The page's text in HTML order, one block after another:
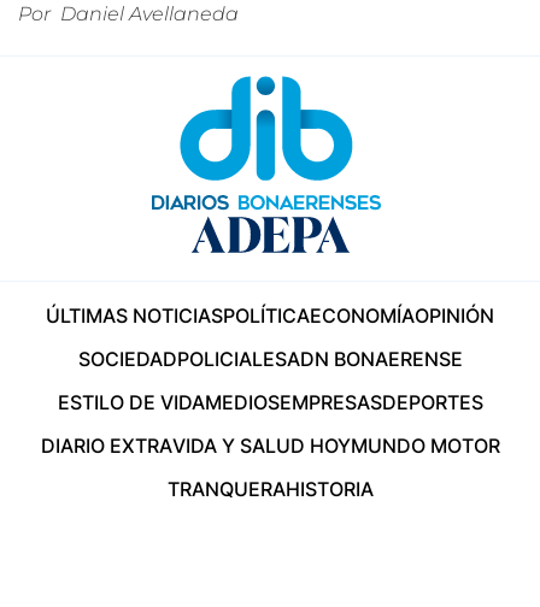
Por Daniel Avellaneda
ÚLTIMAS NOTICIASPOLÍTICAECONOMÍAOPINIÓN
SOCIEDADPOLICIALESADN BONAERENSE
ESTILO DE VIDAMEDIOSEMPRESASDEPORTES
DIARIO EXTRAVIDA Y SALUD HOYMUNDO MOTOR
TRANQUERAHISTORIA